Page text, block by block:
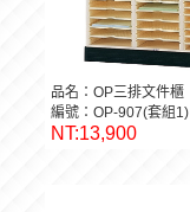
品名：OP三排文件櫃
編號：OP-907(套組1)
NT:13,900